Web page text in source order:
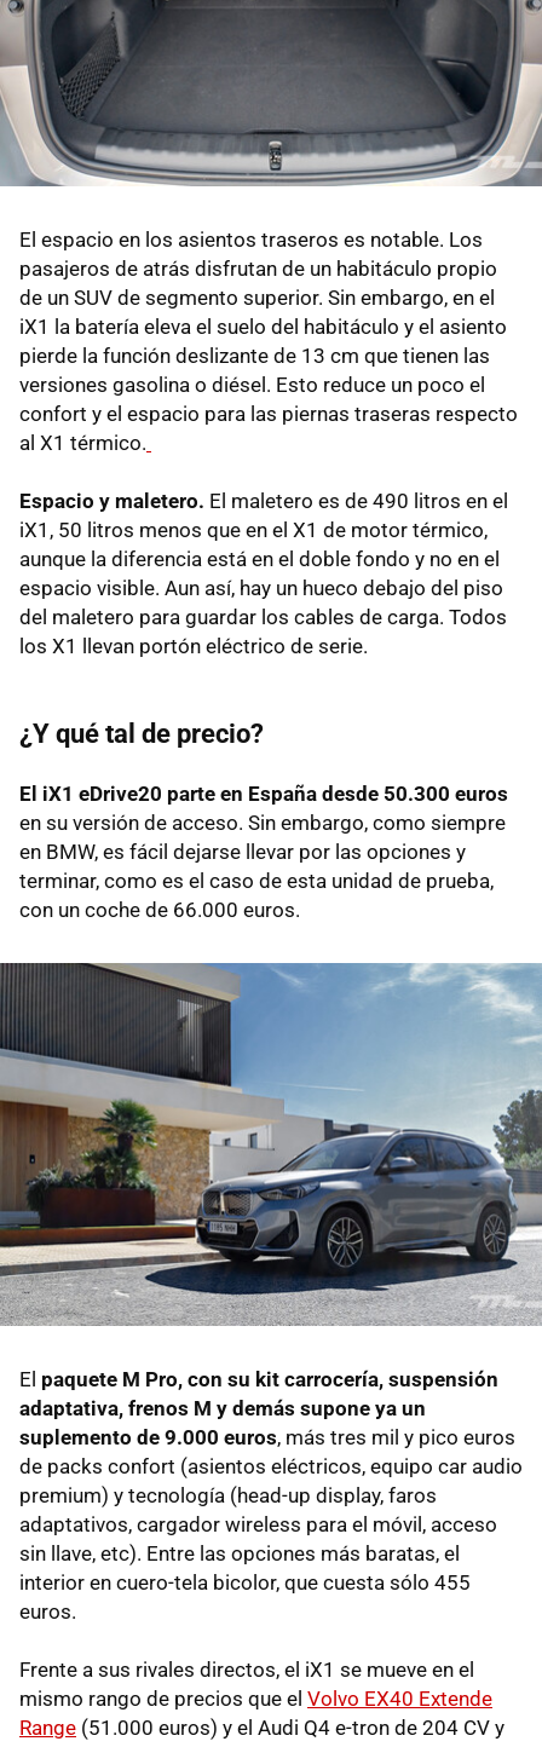
El espacio en los asientos traseros es notable. Los
pasajeros de atrás disfrutan de un habitáculo propio
de un SUV de segmento superior. Sin embargo, en el
iX1 la batería eleva el suelo del habitáculo y el asiento
pierde la función deslizante de 13 cm que tienen las
versiones gasolina o diésel. Esto reduce un poco el
confort y el espacio para las piernas traseras respecto
al X1 térmico.
Espacio y maletero. El maletero es de 490 litros en el
iX1, 50 litros menos que en el X1 de motor térmico,
aunque la diferencia está en el doble fondo y no en el
espacio visible. Aun así, hay un hueco debajo del piso
del maletero para guardar los cables de carga. Todos
los X1 llevan portón eléctrico de serie.
¿Y qué tal de precio?
El iX1 eDrive20 parte en España desde 50.300 euros
en su versión de acceso. Sin embargo, como siempre
en BMW, es fácil dejarse llevar por las opciones y
terminar, como es el caso de esta unidad de prueba,
con un coche de 66.000 euros.
El paquete M Pro, con su kit carrocería, suspensión
adaptativa, frenos M y demás supone ya un
suplemento de 9.000 euros, más tres mil y pico euros
de packs confort (asientos eléctricos, equipo car audio
premium) y tecnología (head-up display, faros
adaptativos, cargador wireless para el móvil, acceso
sin llave, etc). Entre las opciones más baratas, el
interior en cuero-tela bicolor, que cuesta sólo 455
euros.
Frente a sus rivales directos, el iX1 se mueve en el
mismo rango de precios que el Volvo EX40 Extende
Range (51.000 euros) y el Audi Q4 e-tron de 204 CV y